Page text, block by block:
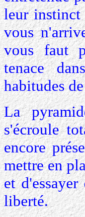
leur instinct
vous
vous faut
tenace
habitudes
La
s'écroule
encore
mettre en
et
liberté.